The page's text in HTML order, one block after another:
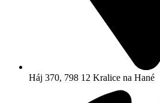
Háj 370, 798 12 Kralice na Hané